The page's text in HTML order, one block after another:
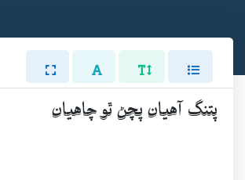
پتنگ آهيان پچڻ ٿو چاهيان